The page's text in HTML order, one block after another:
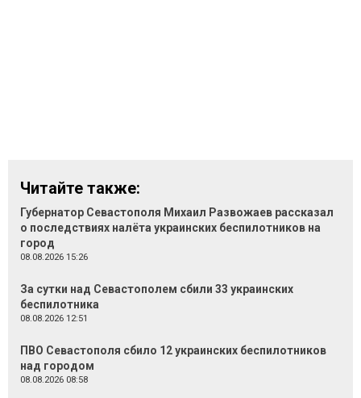
Читайте также:
Губернатор Севастополя Михаил Развожаев рассказал
о последствиях налёта украинских беспилотников на
город
08.08.2026 15:26
За сутки над Севастополем сбили 33 украинских
беспилотника
08.08.2026 12:51
ПВО Севастополя сбило 12 украинских беспилотников
над городом
08.08.2026 08:58